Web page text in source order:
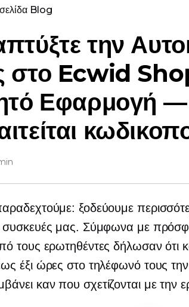
Blog
την
στο Ecwid
Εφαρμογή
ξοδεύουμε
συσκευές μας. Σύμφωνα με
τους ερωτηθέντες δήλωσαν
έξι ώρες στο τηλέφωνό τους
κανπου σχετίζονται με την